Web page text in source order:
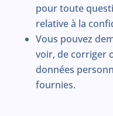
pour toute
relative à la
Vous pouvez
voir, de corriger
données
fournies.